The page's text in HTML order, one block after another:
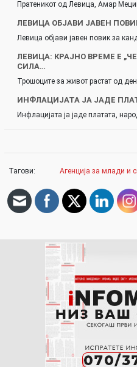
Пратеникот од Левица, Амар
ЛЕВИЦА ОБЈАВИ ЈАВЕН
Левица објави јавен повик за
ЛЕВИЦА: КРАЈНО ВРЕМЕ Е
СИЛА…
Трошоците за живот растат од
ИНФЛАЦИЈАТА ЈА ЈАДЕ
Инфлацијата ја јаде платата,
Тагови: Агенција за млади и